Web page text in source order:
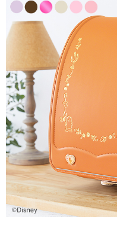
男の子ランドセル
ご利用ガイド
シミュレーション
カタログ請求
お問い合わせ